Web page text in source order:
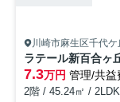
川崎市麻生区千代ケ
ラテール新百合ヶ
7.3万円 管理/共益
2階 / 45.24㎡ /